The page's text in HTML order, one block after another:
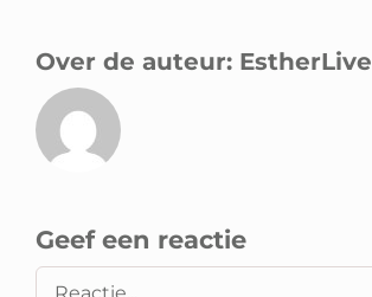
Over de auteur: EstherLive
Geef een reactie
Reactie